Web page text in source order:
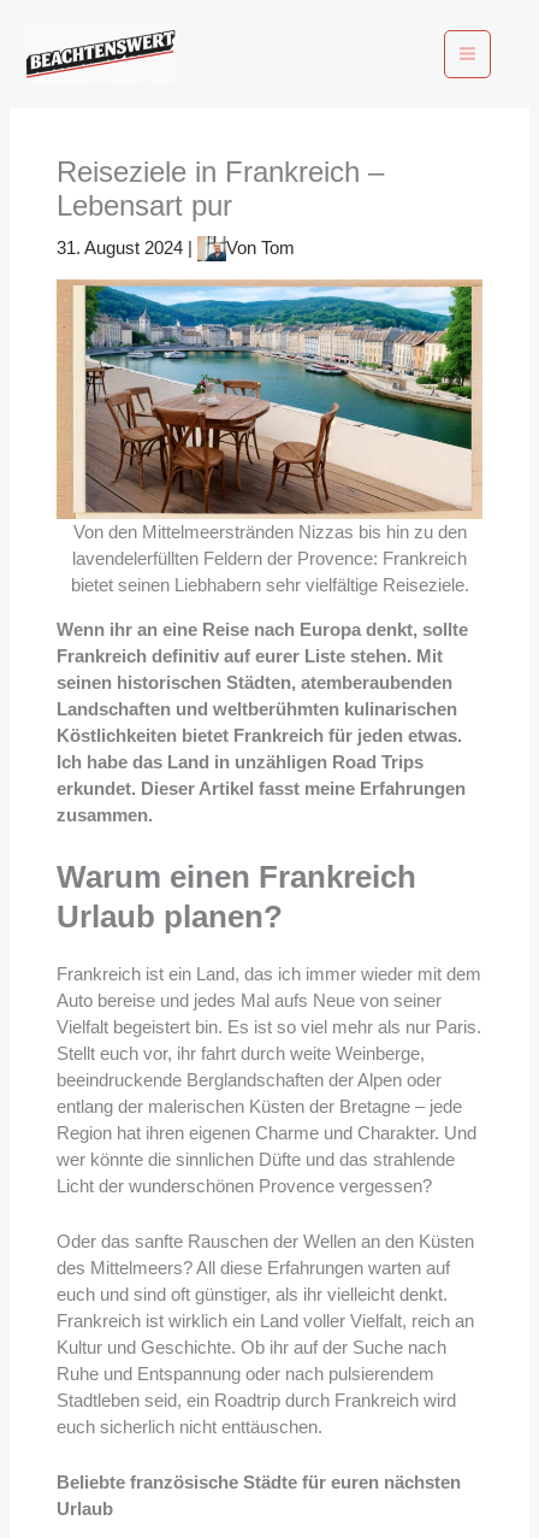
springen
Reiseziele in Frankreich –
Lebensart pur
31. August 2024 | Von Tom
Von den Mittelmeerstränden Nizzas bis hin zu den
lavendelerfüllten Feldern der Provence: Frankreich
bietet seinen Liebhabern sehr vielfältige Reiseziele.
Wenn ihr an eine Reise nach Europa denkt, sollte
Frankreich definitiv auf eurer Liste stehen. Mit
seinen historischen Städten, atemberaubenden
Landschaften und weltberühmten kulinarischen
Köstlichkeiten bietet Frankreich für jeden etwas.
Ich habe das Land in unzähligen Road Trips
erkundet. Dieser Artikel fasst meine Erfahrungen
zusammen.
Warum einen Frankreich
Urlaub planen?
Frankreich ist ein Land, das ich immer wieder mit dem
Auto bereise und jedes Mal aufs Neue von seiner
Vielfalt begeistert bin. Es ist so viel mehr als nur Paris.
Stellt euch vor, ihr fahrt durch weite Weinberge,
beeindruckende Berglandschaften der Alpen oder
entlang der malerischen Küsten der Bretagne – jede
Region hat ihren eigenen Charme und Charakter. Und
wer könnte die sinnlichen Düfte und das strahlende
Licht der wunderschönen Provence vergessen?
Oder das sanfte Rauschen der Wellen an den Küsten
des Mittelmeers? All diese Erfahrungen warten auf
euch und sind oft günstiger, als ihr vielleicht denkt.
Frankreich ist wirklich ein Land voller Vielfalt, reich an
Kultur und Geschichte. Ob ihr auf der Suche nach
Ruhe und Entspannung oder nach pulsierendem
Stadtleben seid, ein Roadtrip durch Frankreich wird
euch sicherlich nicht enttäuschen.
Beliebte französische Städte für euren nächsten
Urlaub